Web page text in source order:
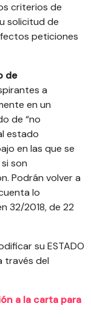
criterios de
solicitud de
peticiones
de
a
en un
de “no
estado
en las que se
son
Podrán volver a
lo
32/2018, de 22
su ESTADO
través del
a la carta para